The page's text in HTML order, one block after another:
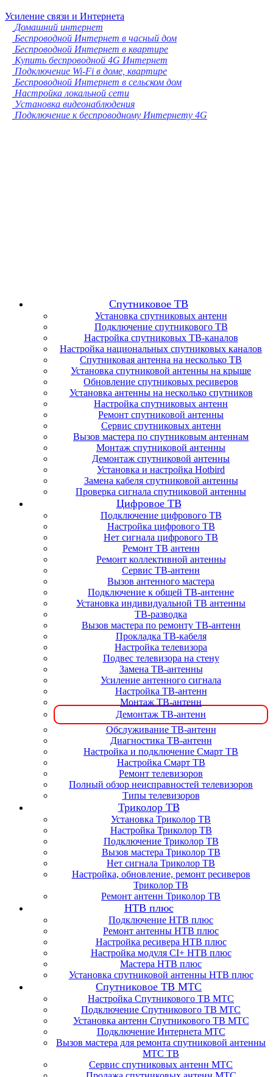
Усиление связи и Интернета
Домашний интернет
Беспроводной Интернет в часный дом
Беспроводной Интернет в квартире
Купить беспроводной 4G Интернет
Подключение Wi-Fi в доме, квартире
Беспроводной Интернет в сельском дом
Настройка локальной сети
Установка видеонаблюдения
Подключение к беспроводному Интернету 4G
Спутниковое ТВ
Установка спутниковых антенн
Подключение спутникового ТВ
Настройка спутниковых ТВ-каналов
Настройка национальных спутниковых каналов
Спутниковая антенна на несколько ТВ
Установка спутниковой антенны на крыше
Обновление спутниковых ресиверов
Установка антенны на несколько спутников
Настройка спутниковых антенн
Ремонт спутниковой антенны
Сервис спутниковых антенн
Вызов мастера по спутниковым антеннам
Монтаж спутниковой антенны
Демонтаж спутниковой антенны
Установка и настройка Hotbird
Замена кабеля спутниковой антенны
Проверка сигнала спутниковой антенны
Цифровое ТВ
Подключение цифрового ТВ
Настройка цифрового ТВ
Нет сигнала цифрового ТВ
Ремонт ТВ антенн
Ремонт коллективной антенны
Сервис ТВ-антенн
Вызов антенного мастера
Подключение к общей ТВ-антенне
Установка индивидуальной ТВ антенны
ТВ-разводка
Вызов мастера по ремонту ТВ-антенн
Прокладка ТВ-кабеля
Настройка телевизора
Подвес телевизора на стену
Замена ТВ-антенны
Усиление антенного сигнала
Настройка ТВ-антенн
Монтаж ТВ-антенн
Демонтаж ТВ-антенн
Обслуживание ТВ-антенн
Диагностика ТВ-антенн
Настройка и подключение Смарт ТВ
Настройка Смарт ТВ
Ремонт телевизоров
Полный обзор неисправностей телевизоров
Типы телевизоров
Триколор ТВ
Установка Триколор ТВ
Настройка Триколор ТВ
Подключение Триколор ТВ
Вызов мастера Триколор ТВ
Нет сигнала Триколор ТВ
Настройка, обновление, ремонт ресиверов
Триколор ТВ
Ремонт антенн Триколор ТВ
НТВ плюс
Подключение НТВ плюс
Ремонт антенны НТВ плюс
Настройка ресивера НТВ плюс
Настройка модуля CI+ НТВ плюс
Мастера НТВ плюс
Установка спутниковой антенны НТВ плюс
Спутниковое ТВ МТС
Настройка Спутникового ТВ МТС
Подключение Спутникового ТВ МТС
Установка антенн Спутникового ТВ МТС
Подключение Интернета МТС
Вызов мастера для ремонта спутниковой антенны
МТС ТВ
Сервис спутниковых антенн МТС